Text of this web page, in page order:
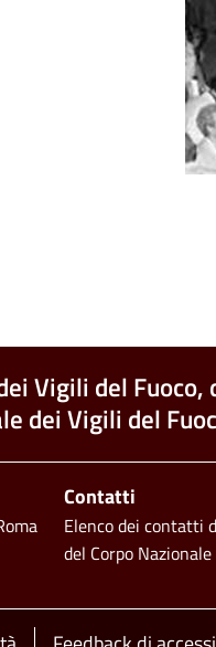
Vigili del Fuoco,
dei Vigili del
Contatti
Elenco dei contatti
del Corpo